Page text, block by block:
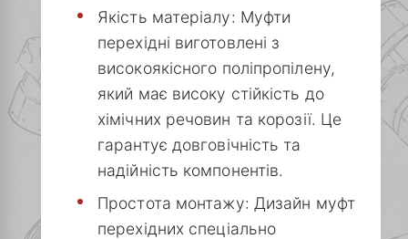
Якість матеріалу: Муфти
перехідні виготовлені з
високоякісного поліпропілену,
який має високу стійкість до
хімічних речовин та корозії. Це
гарантує довговічність та
надійність компонентів.
Простота монтажу: Дизайн муфт
перехідних спеціально